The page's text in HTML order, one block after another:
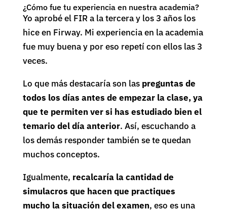
¿Cómo fue tu experiencia en nuestra academia?
Yo aprobé el FIR a la tercera y los 3 años los
hice en Firway. Mi experiencia en la academia
fue muy buena y por eso repetí con ellos las 3
veces.
Lo que más destacaría son las preguntas de
todos los días antes de empezar la clase, ya
que te permiten ver si has estudiado bien el
temario del día anterior. Así, escuchando a
los demás responder también se te quedan
muchos conceptos.
Igualmente, recalcaría la cantidad de
simulacros que hacen que practiques
mucho la situación del examen, eso es una